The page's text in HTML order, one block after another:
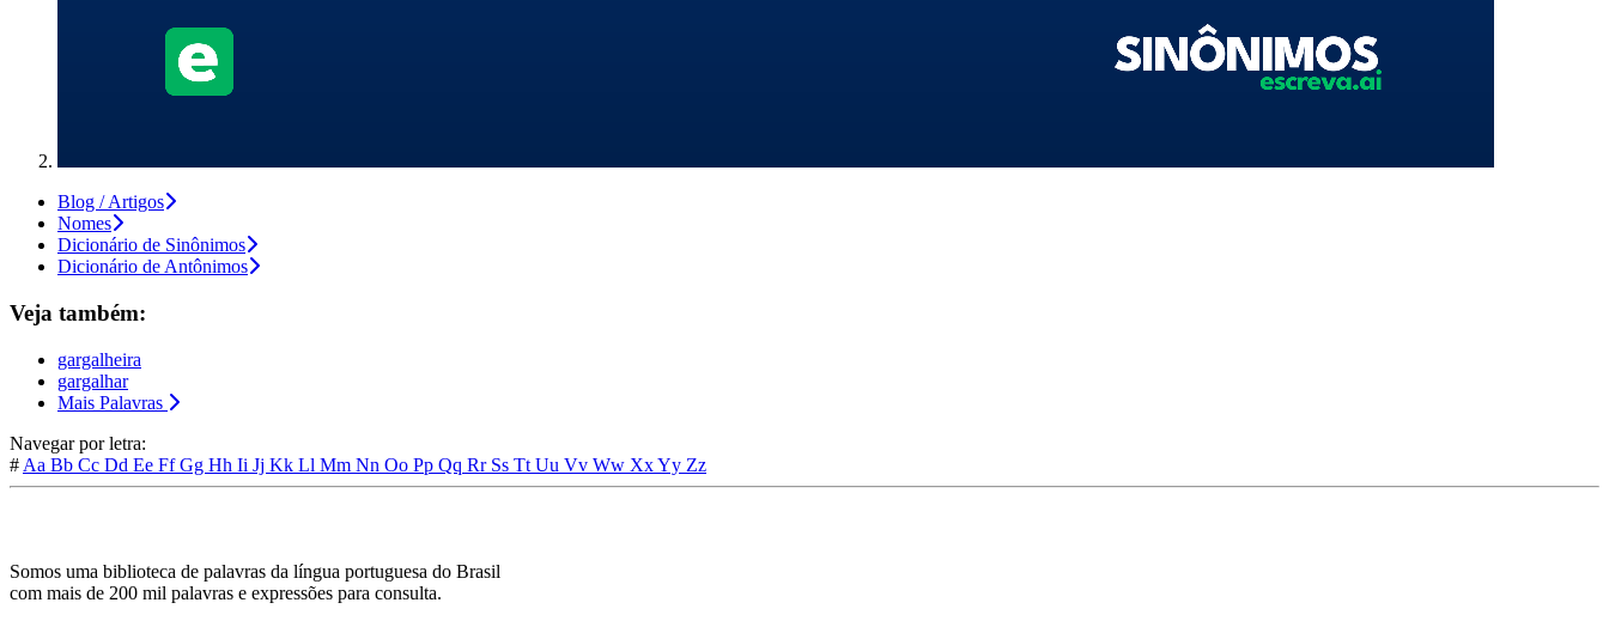
Blog / Artigos
Nomes
Dicionário de Sinônimos
Dicionário de Antônimos
Veja também:
gargalheira
gargalhar
Mais Palavras
Navegar por letra:
# Aa Bb Cc Dd Ee FfGg Hh Ii Jj Kk Ll Mm Nn Oo Pp Qq Rr Ss Tt Uu Vv Ww XxYy Zz
Somos uma biblioteca de palavras da língua portuguesa do Brasil
com mais de 200 mil palavras e expressões para consulta.